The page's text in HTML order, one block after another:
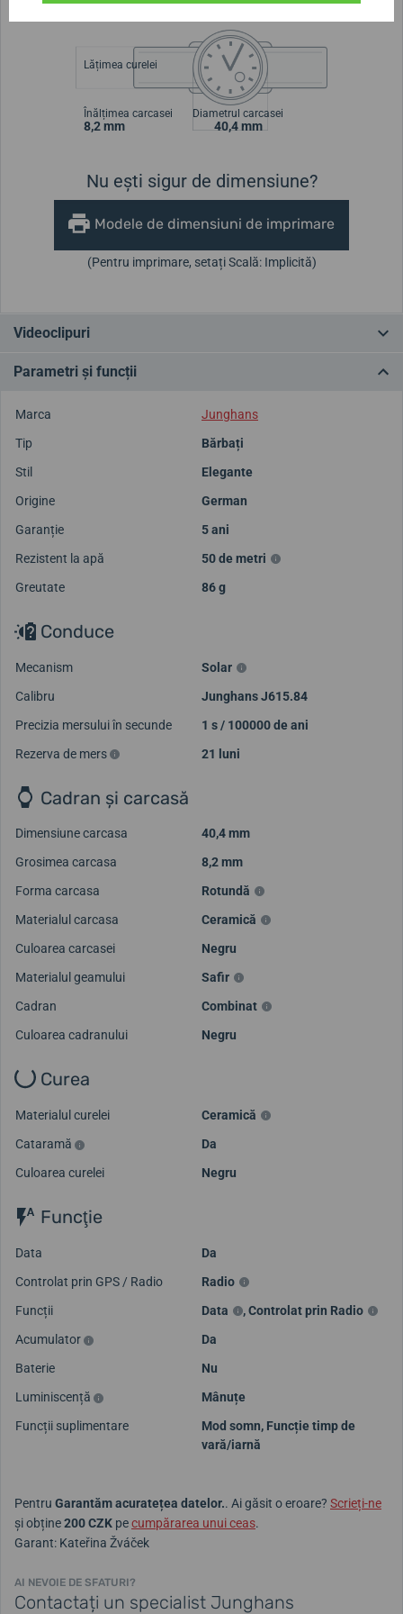
Lățimea curelei
Înălțimea carcasei
8,2 mm
Diametrul carcasei
40,4 mm
Nu ești sigur de dimensiune?
Modele de dimensiuni de imprimare
(Pentru imprimare, setați Scală: Implicită)
Videoclipuri
Parametri și funcții
Marca
Junghans
Tip
Bărbați
Stil
Elegante
Origine
German
Garanție
5 ani
Rezistent la apă
50 de metri
Greutate
86 g
Conduce
Mecanism
Solar
Calibru
Junghans J615.84
Precizia mersului în secunde
1 s / 100000 de ani
Rezerva de mers
21 luni
Cadran și carcasă
Dimensiune carcasa
40,4 mm
Grosimea carcasa
8,2 mm
Forma carcasa
Rotundă
Materialul carcasa
Ceramică
Culoarea carcasei
Negru
Materialul geamului
Safir
Cadran
Combinat
Culoarea cadranului
Negru
Curea
Materialul curelei
Ceramică
Cataramă
Da
Culoarea curelei
Negru
Funcţie
Data
Da
Controlat prin GPS / Radio
Radio
Funcții
Data ,Controlat prin Radio
Acumulator
Da
Baterie
Nu
Luminiscență
Mânuțe
Funcții suplimentare
Mod somn, Funcție timp de
vară/iarnă
Pentru Garantăm acuratețea datelor.. Ai găsit o eroare? Scrieți-ne
și obține200 CZK pecumpărarea unui ceas.
Garant: Kateřina Žváček
AI NEVOIE DE SFATURI?
Contactați un specialist Junghans